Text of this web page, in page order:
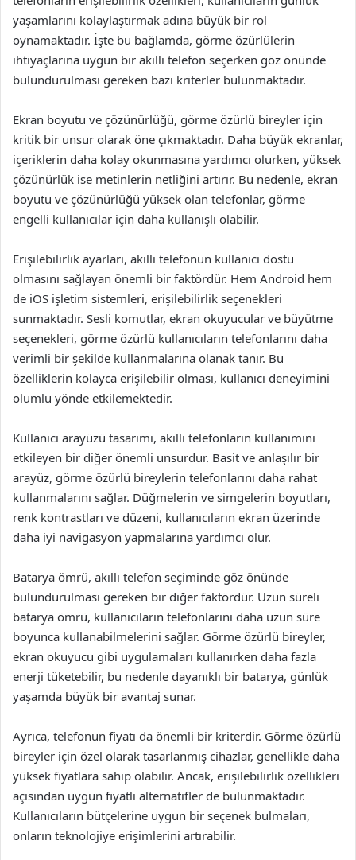
yaşamlarını kolaylaştırmak adına büyük bir rol
oynamaktadır. İşte bu bağlamda, görme özürlülerin
ihtiyaçlarına uygun bir akıllı telefon seçerken göz önünde
bulundurulması gereken bazı kriterler bulunmaktadır.
Ekran boyutu ve çözünürlüğü, görme özürlü bireyler için
kritik bir unsur olarak öne çıkmaktadır. Daha büyük ekranlar,
içeriklerin daha kolay okunmasına yardımcı olurken, yüksek
çözünürlük ise metinlerin netliğini artırır. Bu nedenle, ekran
boyutu ve çözünürlüğü yüksek olan telefonlar, görme
engelli kullanıcılar için daha kullanışlı olabilir.
Erişilebilirlik ayarları, akıllı telefonun kullanıcı dostu
olmasını sağlayan önemli bir faktördür. Hem Android hem
de iOS işletim sistemleri, erişilebilirlik seçenekleri
sunmaktadır. Sesli komutlar, ekran okuyucular ve büyütme
seçenekleri, görme özürlü kullanıcıların telefonlarını daha
verimli bir şekilde kullanmalarına olanak tanır. Bu
özelliklerin kolayca erişilebilir olması, kullanıcı deneyimini
olumlu yönde etkilemektedir.
Kullanıcı arayüzü tasarımı, akıllı telefonların kullanımını
etkileyen bir diğer önemli unsurdur. Basit ve anlaşılır bir
arayüz, görme özürlü bireylerin telefonlarını daha rahat
kullanmalarını sağlar. Düğmelerin ve simgelerin boyutları,
renk kontrastları ve düzeni, kullanıcıların ekran üzerinde
daha iyi navigasyon yapmalarına yardımcı olur.
Batarya ömrü, akıllı telefon seçiminde göz önünde
bulundurulması gereken bir diğer faktördür. Uzun süreli
batarya ömrü, kullanıcıların telefonlarını daha uzun süre
boyunca kullanabilmelerini sağlar. Görme özürlü bireyler,
ekran okuyucu gibi uygulamaları kullanırken daha fazla
enerji tüketebilir, bu nedenle dayanıklı bir batarya, günlük
yaşamda büyük bir avantaj sunar.
Ayrıca, telefonun fiyatı da önemli bir kriterdir. Görme özürlü
bireyler için özel olarak tasarlanmış cihazlar, genellikle daha
yüksek fiyatlara sahip olabilir. Ancak, erişilebilirlik özellikleri
açısından uygun fiyatlı alternatifler de bulunmaktadır.
Kullanıcıların bütçelerine uygun bir seçenek bulmaları,
onların teknolojiye erişimlerini artırabilir.